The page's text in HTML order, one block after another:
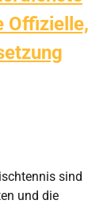
Offizielle,
sind
und die